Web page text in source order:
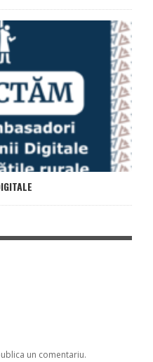
un comentariu.